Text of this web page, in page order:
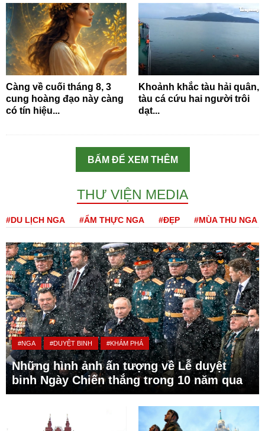
Càng về cuối tháng 8, 3
cung hoàng đạo này càng
có tín hiệu...
Khoảnh khắc tàu hải quân,
tàu cá cứu hai người trôi
dạt...
BẤM ĐỂ XEM THÊM
THƯ VIỆN MEDIA
#DU LỊCH NGA #ẨM THỰC NGA #ĐẸP #MÙA THU NGA
#NGA #DUYỆT BINH #KHÁM PHÁ
Những hình ảnh ấn tượng về Lễ duyệt
binh Ngày Chiến thắng trong 10 năm qua